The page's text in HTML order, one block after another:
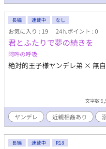
長編 連載中 なし
お気に入り : 19 24h.ポイント : 0
君とふたりで夢の続きを
阿吽の呼吸
絶対的王子様ヤンデレ弟 × 無
文字数
ヤンデレ 近親相姦あり
長編 連載中 R18